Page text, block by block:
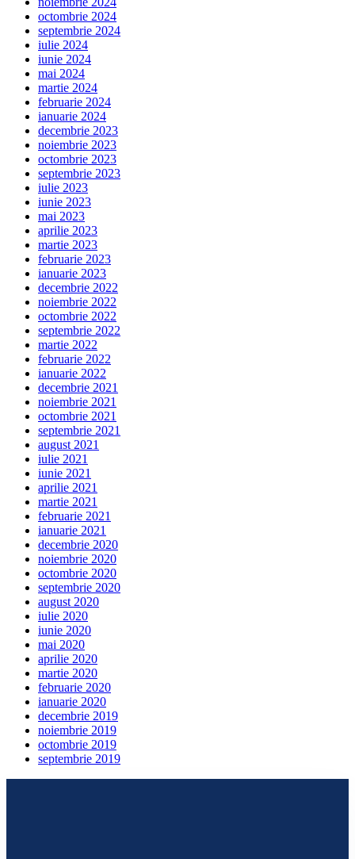
octombrie 2024
septembrie 2024
iulie 2024
iunie 2024
mai 2024
martie 2024
februarie 2024
ianuarie 2024
decembrie 2023
noiembrie 2023
octombrie 2023
septembrie 2023
iulie 2023
iunie 2023
mai 2023
aprilie 2023
martie 2023
februarie 2023
ianuarie 2023
decembrie 2022
noiembrie 2022
octombrie 2022
septembrie 2022
martie 2022
februarie 2022
ianuarie 2022
decembrie 2021
noiembrie 2021
octombrie 2021
septembrie 2021
august 2021
iulie 2021
iunie 2021
aprilie 2021
martie 2021
februarie 2021
ianuarie 2021
decembrie 2020
noiembrie 2020
octombrie 2020
septembrie 2020
august 2020
iulie 2020
iunie 2020
mai 2020
aprilie 2020
martie 2020
februarie 2020
ianuarie 2020
decembrie 2019
noiembrie 2019
octombrie 2019
septembrie 2019